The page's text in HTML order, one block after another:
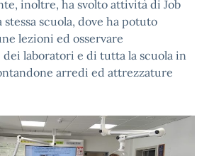
inoltre, ha svolto attività di Job
stessa scuola, dove ha potuto
lezioni ed osservare
dei laboratori e di tutta la scuola in
arredi ed attrezzature